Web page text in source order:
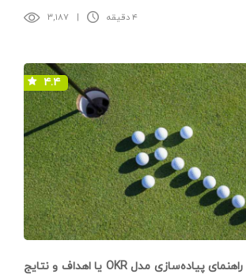
۳,۱۸۷ | ۴ دقیقه
۴.۴
OKR چیست؟ راهنمای پیاده‌سازی مدل OKR یا اهداف و نتایج